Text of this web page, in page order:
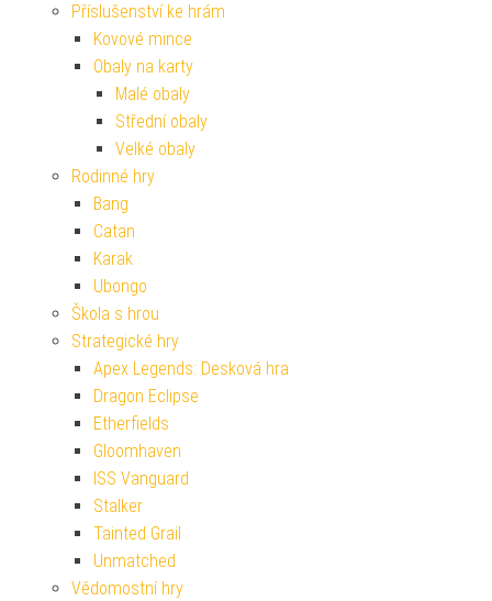
Příslušenství ke hrám
Kovové mince
Obaly na karty
Malé obaly
Střední obaly
Velké obaly
Rodinné hry
Bang
Catan
Karak
Ubongo
Škola s hrou
Strategické hry
Apex Legends: Desková hra
Dragon Eclipse
Etherfields
Gloomhaven
ISS Vanguard
Stalker
Tainted Grail
Unmatched
Vědomostní hry